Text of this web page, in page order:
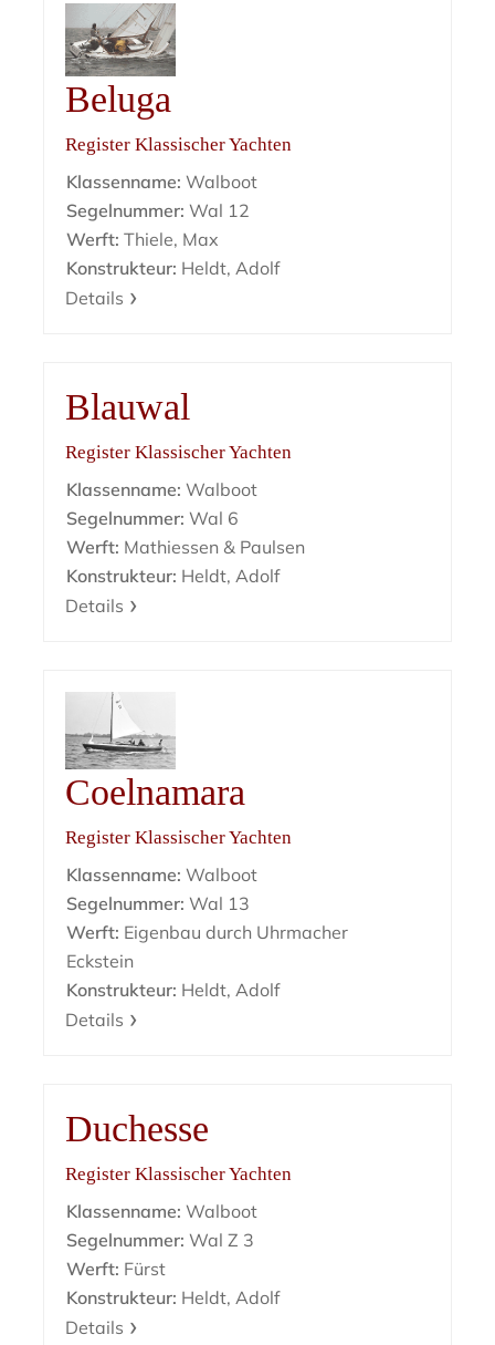
Beluga
Register Klassischer Yachten
Klassenname: Walboot
Segelnummer: Wal 12
Werft: Thiele, Max
Konstrukteur: Heldt, Adolf
Details
Blauwal
Register Klassischer Yachten
Klassenname: Walboot
Segelnummer: Wal 6
Werft: Mathiessen & Paulsen
Konstrukteur: Heldt, Adolf
Details
Coelnamara
Register Klassischer Yachten
Klassenname: Walboot
Segelnummer: Wal 13
Werft: Eigenbau durch Uhrmacher
Eckstein
Konstrukteur: Heldt, Adolf
Details
Duchesse
Register Klassischer Yachten
Klassenname: Walboot
Segelnummer: Wal Z 3
Werft: Fürst
Konstrukteur: Heldt, Adolf
Details